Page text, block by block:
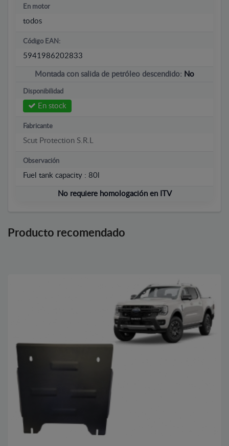
En motor
todos
Código EAN:
5941986202833
Montada con salida de petróleo descendido: No
Disponibilidad
En stock
Fabricante
Scut Protection S.R.L
Observación
Fuel tank capacity : 80l
No requiere homologación en ITV
Producto recomendado